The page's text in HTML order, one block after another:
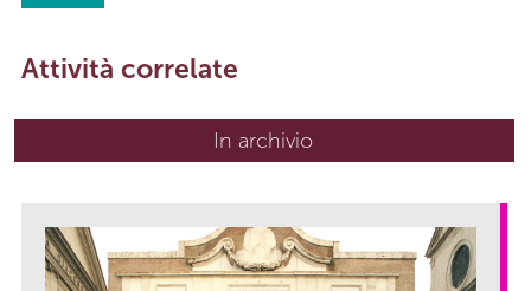
Attività correlate
In archivio